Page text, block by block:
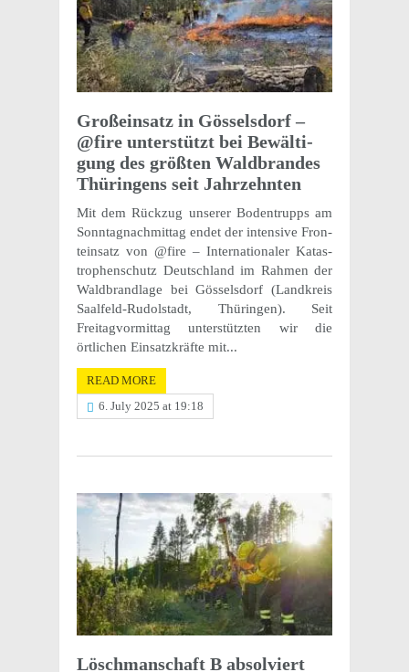
Großein­satz in Gössels­dorf –
@fire unter­stützt bei Bewäl­ti­
gung des größten Wald­bran­des
Thürin­gens seit Jahrzehnten
Mit dem Rück­zug unserer Boden­trupps am
Sonnta­gnach­mit­tag endet der inten­sive Fron­
tein­satz von @fire – Inter­na­tionaler Katas­
tro­phen­schutz Deutsch­land im Rahmen der
Wald­brand­lage bei Gössels­dorf (Land­kreis
Saalfeld-Rudol­stadt, Thürin­gen). Seit
Freitagvor­mit­tag unter­stützten wir die
örtlichen Einsatzkräfte mit...
READ MORE
6. July 2025 at 19:18
Löschman­schaft B absolviert